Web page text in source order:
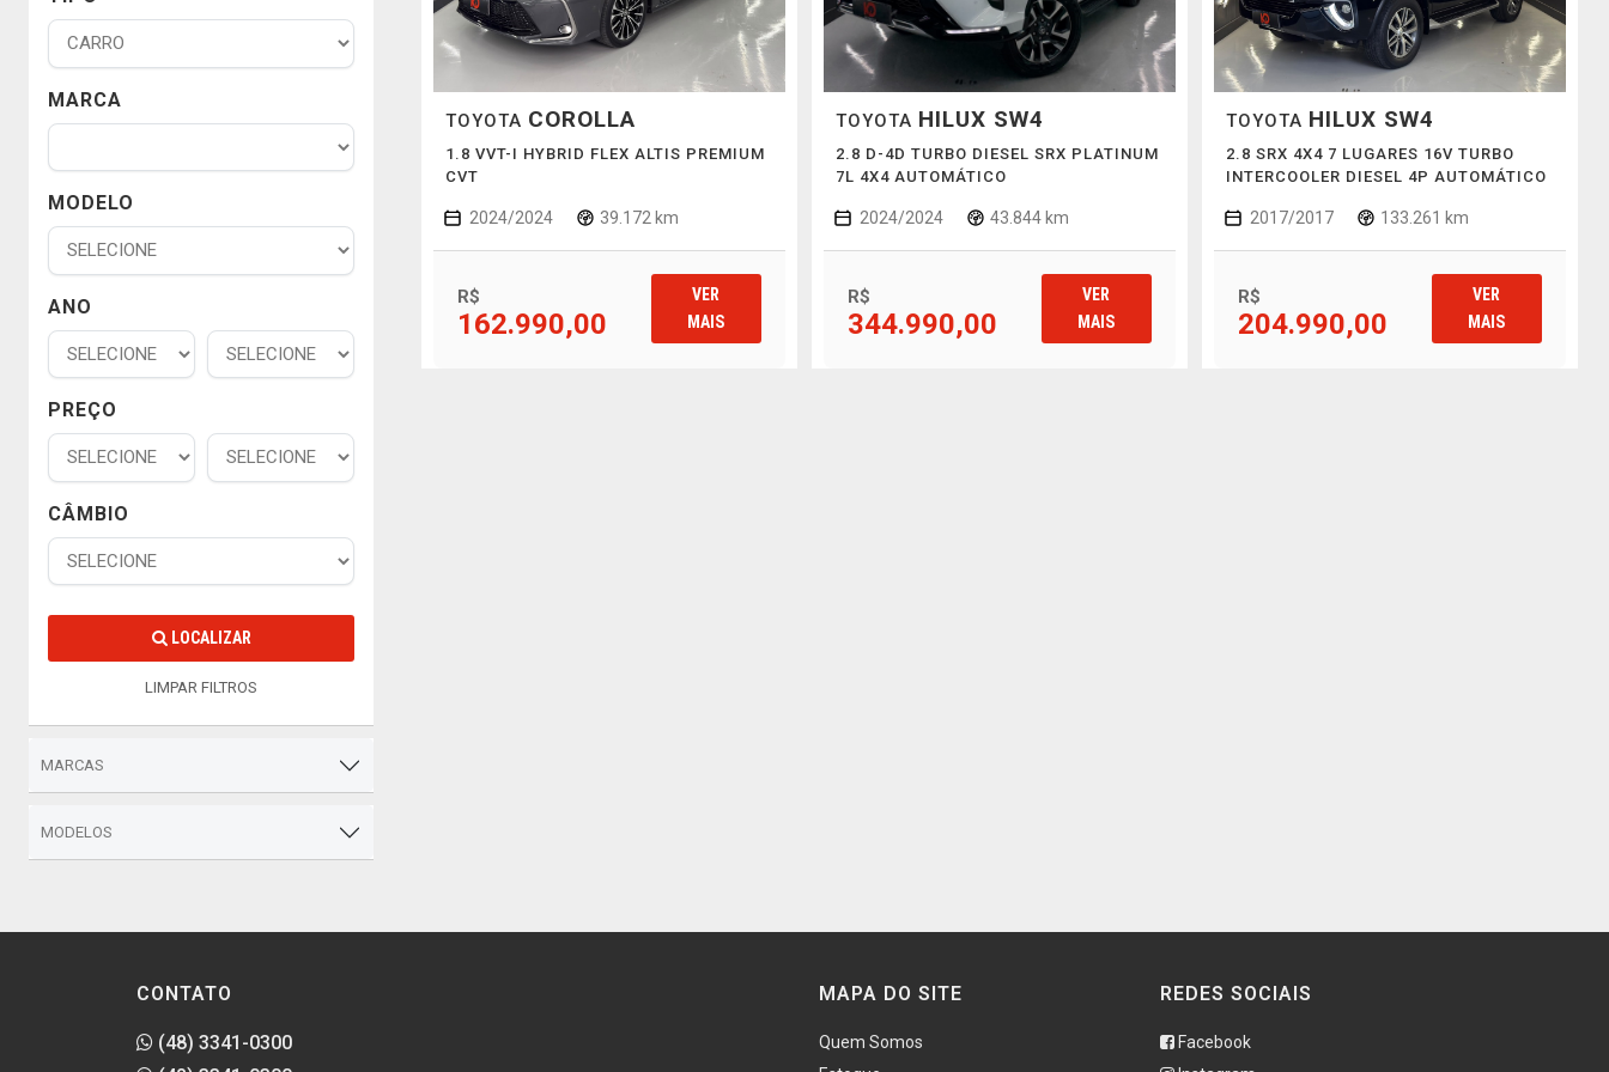
MARCA
MODELO
ANO
PREÇO
CÂMBIO
LOCALIZAR
LIMPAR FILTROS
MARCAS
MODELOS
TOYOTA COROLLA
1.8 VVT-I HYBRID FLEX ALTIS PREMIUM
CVT
2024/2024 39.172 km
R$
162.990,00
VER
MAIS
TOYOTA HILUX SW4
2.8 D-4D TURBO DIESEL SRX PLATINUM
7L 4X4 AUTOMÁTICO
2024/2024 43.844 km
R$
344.990,00
VER
MAIS
TOYOTA HILUX SW4
2.8 SRX 4X4 7 LUGARES 16V TURBO
INTERCOOLER DIESEL 4P AUTOMÁTICO
2017/2017 133.261 km
R$
204.990,00
VER
MAIS
CONTATO
(48) 3341-0300
MAPA DO SITE
Quem Somos
REDES SOCIAIS
Facebook